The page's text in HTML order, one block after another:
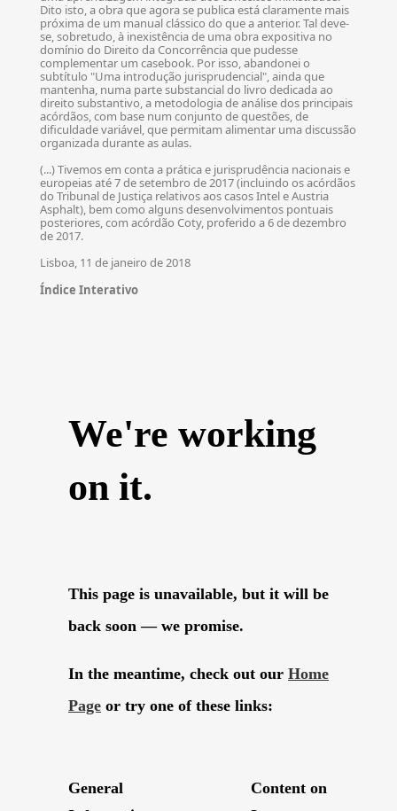
Dito isto, a obra que agora se publica está claramente mais
próxima de um manual clássico do que a anterior. Tal deve-
se, sobretudo, à inexistência de uma obra expositiva no
domínio do Direito da Concorrência que pudesse
complementar um casebook. Por isso, abandonei o
subtítulo "Uma introdução jurisprudencial", ainda que
mantenha, numa parte substancial do livro dedicada ao
direito substantivo, a metodologia de análise dos principais
acórdãos, com base num conjunto de questões, de
dificuldade variável, que permitam alimentar uma discussão
organizada durante as aulas.
(...) Tivemos em conta a prática e jurisprudência nacionais e
europeias até 7 de setembro de 2017 (incluindo os acórdãos
do Tribunal de Justiça relativos aos casos Intel e Austria
Asphalt), bem como alguns desenvolvimentos pontuais
posteriores, com acórdão Coty, proferido a 6 de dezembro
de 2017.
Lisboa, 11 de janeiro de 2018
Índice Interativo